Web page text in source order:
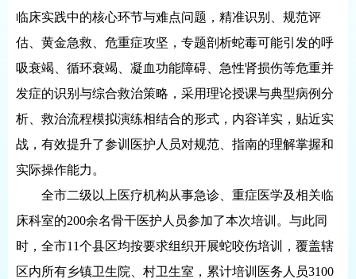
临床实践中的核心环节与难点问题，精准识别、规范评
估、黄金急救、危重症攻坚，专题剖析蛇毒可能引发的呼
吸衰竭、循环衰竭、凝血功能障碍、急性肾损伤等危重并
发症的识别与综合救治策略，采用理论授课与典型病例分
析、救治流程模拟演练相结合的形式，内容详实，贴近实
战，有效提升了参训医护人员对规范、指南的理解掌握和
实际操作能力。
全市二级以上医疗机构从事急诊、重症医学及相关临
床科室的200余名骨干医护人员参加了本次培训。与此同
时，全市11个县区均按要求组织开展蛇咬伤培训，覆盖辖
区内所有乡镇卫生院、村卫生室，累计培训医务人员3100